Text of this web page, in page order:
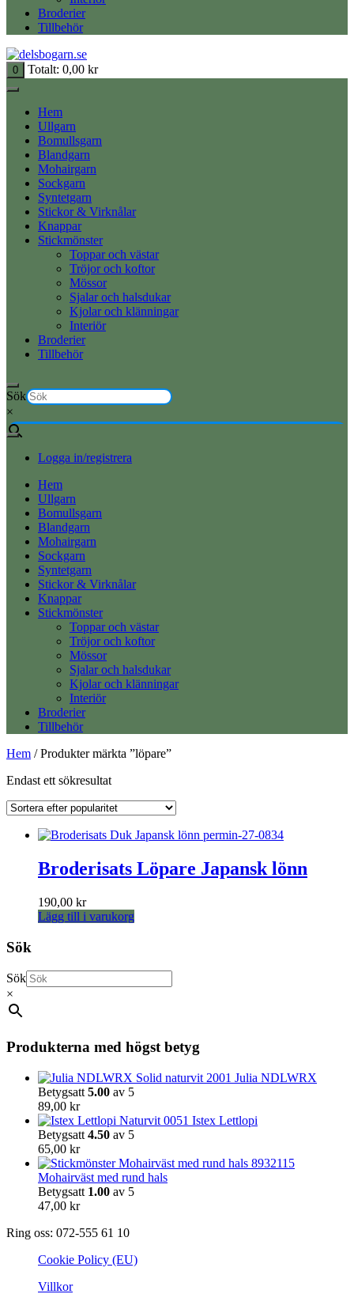
Broderier
Tillbehör
0 Totalt: 0,00 kr
Hem
Ullgarn
Bomullsgarn
Blandgarn
Mohairgarn
Sockgarn
Syntetgarn
Stickor & Virknålar
Knappar
Stickmönster
Toppar och västar
Tröjor och koftor
Mössor
Sjalar och halsdukar
Kjolar och klänningar
Interiör
Broderier
Tillbehör
Sök
×
Logga in/registrera
Hem
Ullgarn
Bomullsgarn
Blandgarn
Mohairgarn
Sockgarn
Syntetgarn
Stickor & Virknålar
Knappar
Stickmönster
Toppar och västar
Tröjor och koftor
Mössor
Sjalar och halsdukar
Kjolar och klänningar
Interiör
Broderier
Tillbehör
Hem / Produkter märkta ”löpare”
Endast ett sökresultat
Broderisats Löpare Japansk lönn
190,00 kr
Lägg till i varukorg
Sök
Sök
×
Produkterna med högst betyg
Julia NDLWRX
Betygsatt 5.00 av 5
89,00 kr
Istex Lettlopi
Betygsatt 4.50 av 5
65,00 kr
Mohairväst med rund hals
Betygsatt 1.00 av 5
47,00 kr
Ring oss: 072-555 61 10
Cookie Policy (EU)
Villkor